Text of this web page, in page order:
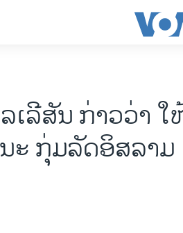
ເລີ​ສັນ ກ່າວວ່າ ໃ
ະ ກຸ່ມລັດອິສລາມ